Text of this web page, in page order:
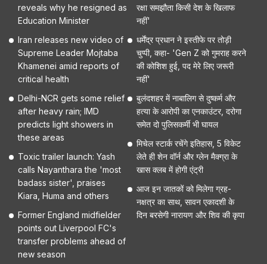
reveals why he resigned as
Education Minister
Iran releases new video of
Supreme Leader Mojtaba
Khamenei amid reports of
critical health
Delhi-NCR gets some relief
after heavy rain; IMD
predicts light showers in
these areas
Toxic trailer launch: Yash
calls Nayanthara the 'most
badass sister', praises
Kiara, Huma and others
Former England midfielder
points out Liverpool FC's
transfer problems ahead of
new season
रक्षा समझौता किसी देश के खिलाफ
नहीं'
धर्मेंद्र प्रधान ने इस्तीफे पर तोड़ी
चुप्पी, कहा- 'Gen Z को गुमराह करने
की कोशिश हुई, पद मेरे लिए जरूरी
नहीं'
बुलंदशहर में नाबालिग से दुष्कर्म और
हत्या के आरोपी का एनकाउंटर, दरोगा
समेत दो पुलिसकर्मी भी घायल
मिचेल स्टार्क रचेंगे इतिहास, 5 विकेट
लेते ही शेन वॉर्न और ग्लेन मैक्ग्रा के
खास क्लब में होगी एंट्री
आज इन जातकों को मिलेगा ग्रह-
नक्षत्र का साथ, सावन एकादशी के
दिन बरसेगी नारायण और शिव की कृपा